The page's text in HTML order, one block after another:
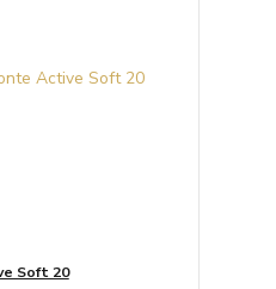
Soft 20